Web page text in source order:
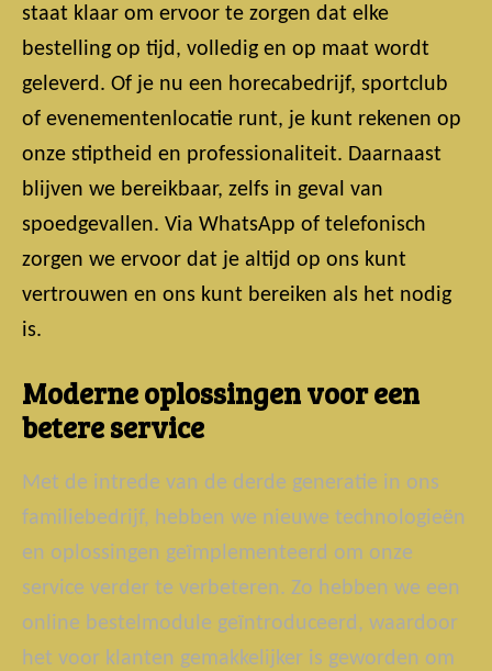
staat klaar om ervoor te zorgen dat elke
bestelling op tijd, volledig en op maat wordt
geleverd. Of je nu een horecabedrijf, sportclub
of evenementenlocatie runt, je kunt rekenen op
onze stiptheid en professionaliteit. Daarnaast
blijven we bereikbaar, zelfs in geval van
spoedgevallen. Via WhatsApp of telefonisch
zorgen we ervoor dat je altijd op ons kunt
vertrouwen en ons kunt bereiken als het nodig
is.
Moderne oplossingen voor een
betere service
Met de intrede van de derde generatie in ons
familiebedrijf, hebben we nieuwe technologieën
en oplossingen geïmplementeerd om onze
service verder te verbeteren. Zo hebben we een
online bestelmodule geïntroduceerd, waardoor
het voor klanten gemakkelijker is geworden om